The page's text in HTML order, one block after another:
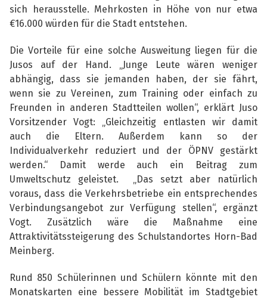
sich herausstelle. Mehrkosten in Höhe von nur etwa
€16.000 würden für die Stadt entstehen.
Die Vorteile für eine solche Ausweitung liegen für die
Jusos auf der Hand. „Junge Leute wären weniger
abhängig, dass sie jemanden haben, der sie fährt,
wenn sie zu Vereinen, zum Training oder einfach zu
Freunden in anderen Stadtteilen wollen“, erklärt Juso
Vorsitzender Vogt: „Gleichzeitig entlasten wir damit
auch die Eltern. Außerdem kann so der
Individualverkehr reduziert und der ÖPNV gestärkt
werden.“ Damit werde auch ein Beitrag zum
Umweltschutz geleistet. „Das setzt aber natürlich
voraus, dass die Verkehrsbetriebe ein entsprechendes
Verbindungsangebot zur Verfügung stellen“, ergänzt
Vogt. Zusätzlich wäre die Maßnahme eine
Attraktivitätssteigerung des Schulstandortes Horn-Bad
Meinberg.
Rund 850 Schülerinnen und Schülern könnte mit den
Monatskarten eine bessere Mobilität im Stadtgebiet